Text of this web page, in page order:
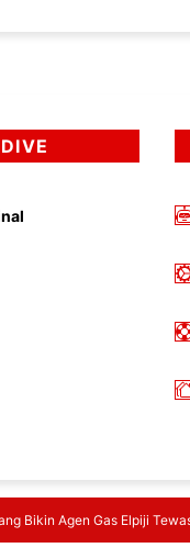
Bikin Agen Gas Elpiji